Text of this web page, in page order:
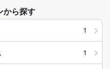
から探す
1
1